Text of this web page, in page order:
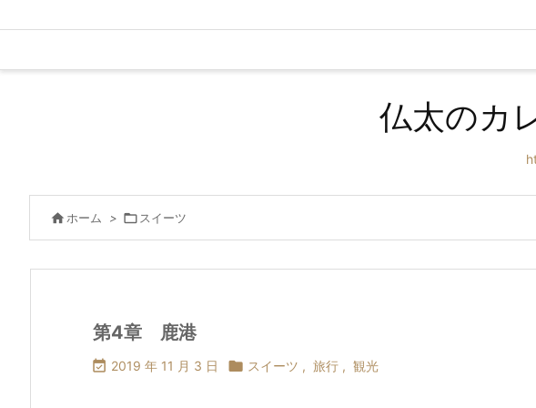
仏太のカ
 ホーム >  スイーツ
第4章 鹿港
 2019 年 11 月 3 日  スイーツ , 旅行 , 観光